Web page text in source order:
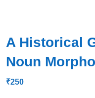
A Historical
Noun
₹250